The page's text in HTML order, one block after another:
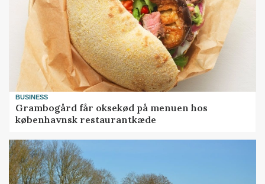
BUSINESS
Grambogård får oksekød på menuen hos
københavnsk restaurantkæde